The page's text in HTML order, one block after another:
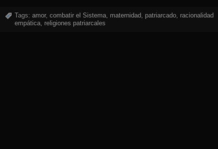
Tags: amor, combatir el Sistema, maternidad, patriarcado, racionalidad
empática, religiones patriarcales